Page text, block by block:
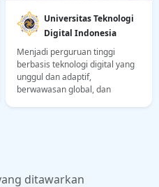
Universitas Teknologi
Digital Indonesia
Menjadi perguruan tinggi
berbasis teknologi digital yang
unggul dan adaptif,
berwawasan global, dan
ditawarkan